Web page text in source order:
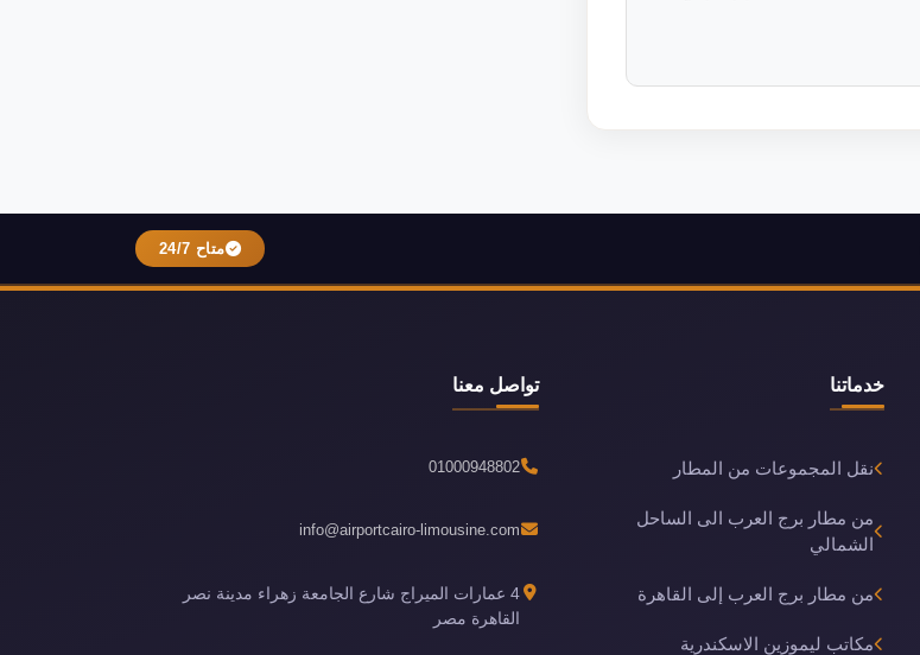
متاح 24/7
خدماتنا
نقل المجموعات من المطار
من مطار برج العرب الى الساحل
الشمالي
من مطار برج العرب إلى القاهرة
مكاتب ليموزين الاسكندرية
تواصل معنا
01000948802
info@airportcairo-limousine.com
4 عمارات الميراج شارع الجامعة زهراء مدينة نصر
القاهرة مصر